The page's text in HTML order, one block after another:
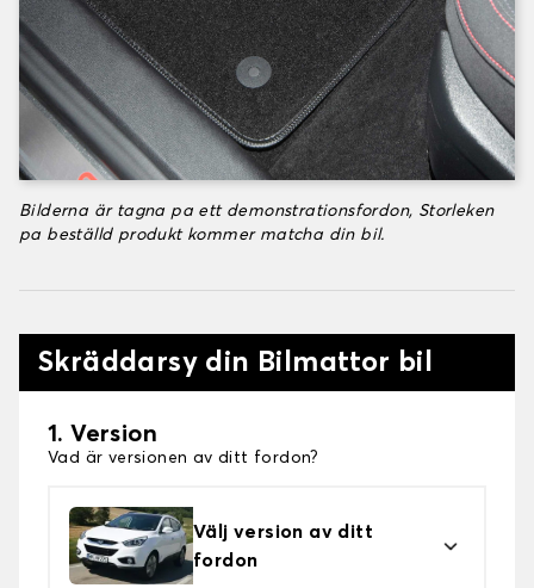
Bilderna är tagna pa ett demonstrationsfordon, Storleken
pa beställd produkt kommer matcha din bil.
Skräddarsy din Bilmattor bil
1. Version
Vad är versionen av ditt fordon?
Välj version av ditt
fordon